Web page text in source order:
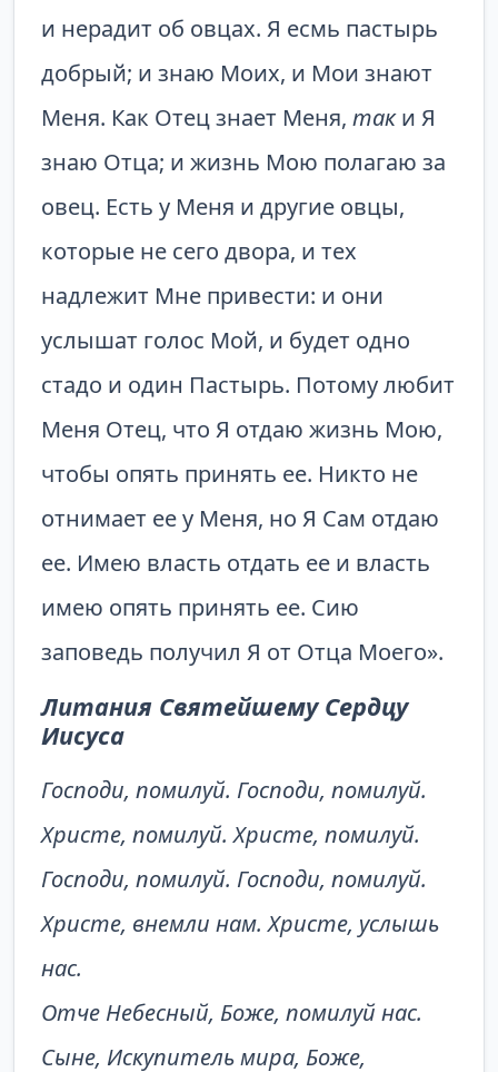
и нерадит об овцах. Я есмь пастырь
добрый; и знаю Моих, и Мои знают
Меня. Как Отец знает Меня, таки Я
знаю Отца; и жизнь Мою полагаю за
овец. Есть у Меня и другие овцы,
которые не сего двора, и тех
надлежит Мне привести: и они
услышат голос Мой, и будет одно
стадо и один Пастырь. Потому любит
Меня Отец, что Я отдаю жизнь Мою,
чтобы опять принять ее. Никто не
отнимает ее у Меня, но Я Сам отдаю
ее. Имею власть отдать ее и власть
имею опять принять ее. Сию
заповедь получил Я от Отца Моего».
Литания Святейшему Сердцу
Иисуса
Господи, помилуй. Господи, помилуй.
Христе, помилуй. Христе, помилуй.
Господи, помилуй. Господи, помилуй.
Христе, внемли нам. Христе, услышь
нас.
Отче Небесный, Боже, помилуй нас.
Сыне, Искупитель мира, Боже,